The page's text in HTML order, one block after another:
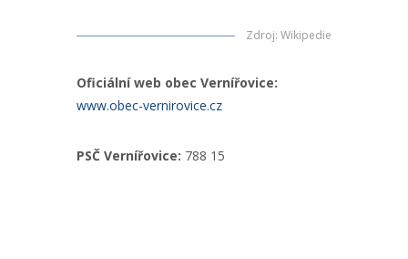
Zdroj: Wikipedie
Oficiální web obec Vernířovice:
www.obec-vernirovice.cz
PSČ Vernířovice: 788 15